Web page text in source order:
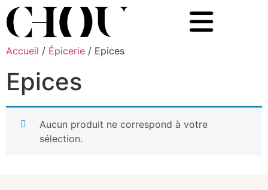
Accueil / Épicerie / Epices
Epices
Aucun produit ne correspond à votre
sélection.